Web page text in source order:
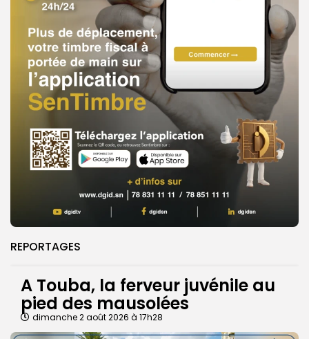
REPORTAGES
A Touba, la ferveur juvénile au
pied des mausolées
dimanche 2 août 2026 à 17h28